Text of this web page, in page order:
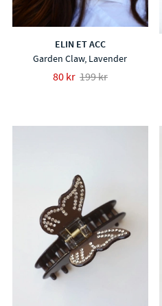
ELIN ET ACC
Garden Claw, Lavender
80 kr 199 kr